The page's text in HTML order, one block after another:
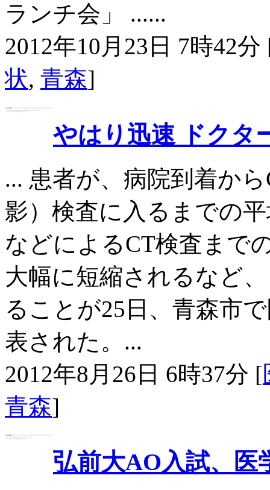
ランチ会」 ......
2012年10月23日 7時42分
状, 青森]
やはり迅速 ドクタ
... 患者が、病院到着か
影）検査に入るまでの
などによるCT検査まで
大幅に短縮されるなど
ることが25日、青森市
表された。...
2012年8月26日 6時37分 [
青森]
弘前大AO入試、医